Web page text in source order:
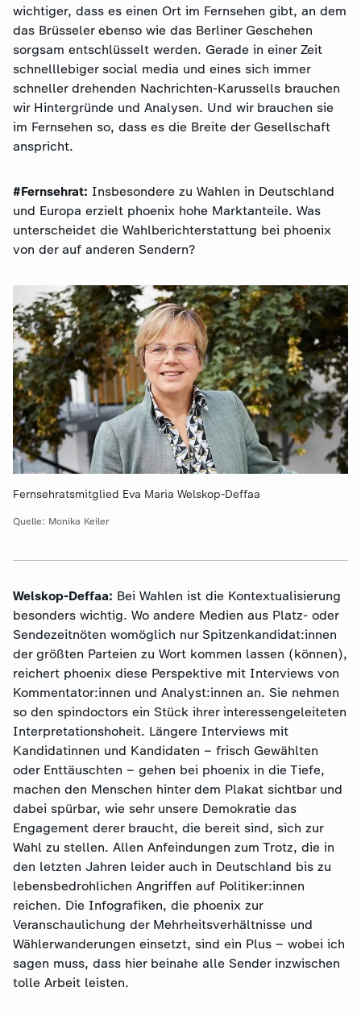
wichtiger, dass es einen Ort im Fernsehen gibt, an dem
das Brüsseler ebenso wie das Berliner Geschehen
sorgsam entschlüsselt werden. Gerade in einer Zeit
schnelllebiger social media und eines sich immer
schneller drehenden Nachrichten-Karussells brauchen
wir Hintergründe und Analysen. Und wir brauchen sie
im Fernsehen so, dass es die Breite der Gesellschaft
anspricht.
#Fernsehrat: Insbesondere zu Wahlen in Deutschland
und Europa erzielt phoenix hohe Marktanteile. Was
unterscheidet die Wahlberichterstattung bei phoenix
von der auf anderen Sendern?
Fernsehratsmitglied Eva Maria Welskop-Deffaa
Quelle: Monika Keiler
Welskop-Deffaa: Bei Wahlen ist die Kontextualisierung
besonders wichtig. Wo andere Medien aus Platz- oder
Sendezeitnöten womöglich nur Spitzenkandidat:innen
der größten Parteien zu Wort kommen lassen (können),
reichert phoenix diese Perspektive mit Interviews von
Kommentator:innen und Analyst:innen an. Sie nehmen
so den spindoctors ein Stück ihrer interessengeleiteten
Interpretationshoheit. Längere Interviews mit
Kandidatinnen und Kandidaten – frisch Gewählten
oder Enttäuschten – gehen bei phoenix in die Tiefe,
machen den Menschen hinter dem Plakat sichtbar und
dabei spürbar, wie sehr unsere Demokratie das
Engagement derer braucht, die bereit sind, sich zur
Wahl zu stellen. Allen Anfeindungen zum Trotz, die in
den letzten Jahren leider auch in Deutschland bis zu
lebensbedrohlichen Angriffen auf Politiker:innen
reichen. Die Infografiken, die phoenix zur
Veranschaulichung der Mehrheitsverhältnisse und
Wählerwanderungen einsetzt, sind ein Plus – wobei ich
sagen muss, dass hier beinahe alle Sender inzwischen
tolle Arbeit leisten.